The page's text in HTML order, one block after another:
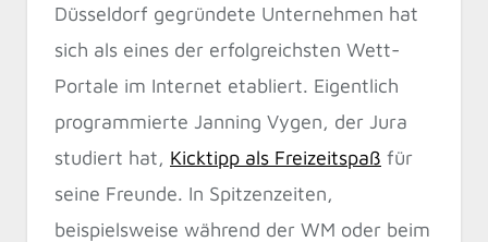
Düsseldorf gegründete Unternehmen hat
sich als eines der erfolgreichsten Wett-
Portale im Internet etabliert. Eigentlich
programmierte Janning Vygen, der Jura
studiert hat, Kicktipp als Freizeitspaß für
seine Freunde. In Spitzenzeiten,
beispielsweise während der WM oder beim